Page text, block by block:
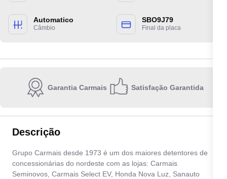
Automatico
Câmbio
SBO9J79
Final da placa
Garantia Carmais Satisfação Garantida
Descrição
Grupo Carmais desde 1973 é um dos maiores detentores de
concessionárias do nordeste com as lojas: Carmais
Seminovos, Carmais Select EV, Honda Nova Luz, Sanauto
Escolha a unidade: